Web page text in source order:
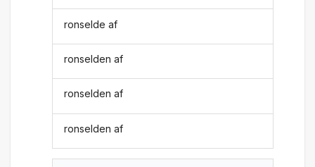
ronselde af
ronselden af
ronselden af
ronselden af